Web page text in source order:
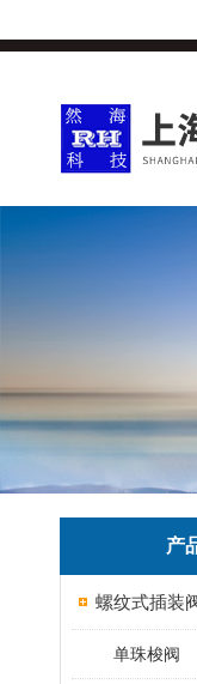
产
螺纹式插装
单珠梭阀